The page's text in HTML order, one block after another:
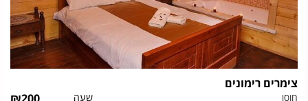
צימרים רימונים
חוסן שעה